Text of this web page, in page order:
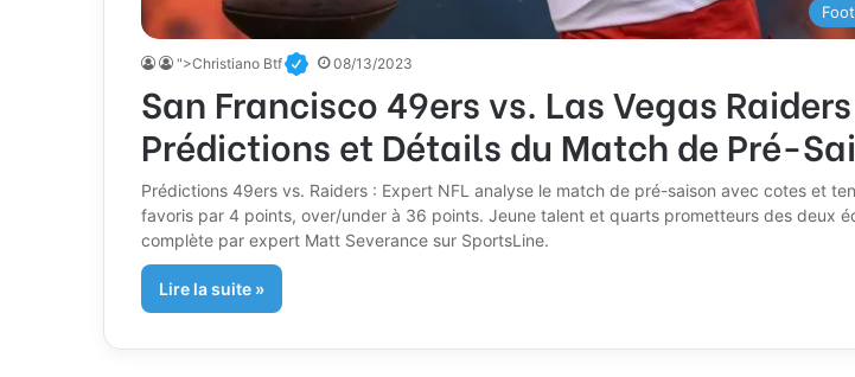
">Christiano Btf 08/13/2023
San Francisco 49ers vs. Las Vegas
Prédictions et Détails du Match de Pré-
Prédictions 49ers vs. Raiders : Expert NFL analyse le match de pré-saison avec cotes et
favoris par 4 points, over/under à 36 points. Jeune talent et quarts prometteurs des deux
complète par expert Matt Severance sur SportsLine.
Lire la suite »